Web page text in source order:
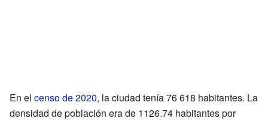
En el censo de 2020, la ciudad tenía 76 618 habitantes. La
densidad de población era de 1126.74 habitantes por